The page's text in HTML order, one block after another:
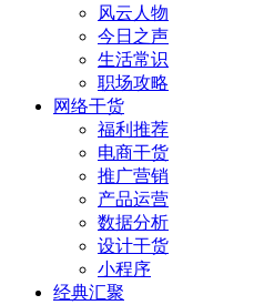
风云人物
今日之声
生活常识
职场攻略
网络干货
福利推荐
电商干货
推广营销
产品运营
数据分析
设计干货
小程序
经典汇聚